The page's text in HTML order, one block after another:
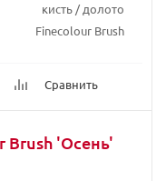
кисть / долото
Finecolour Brush
Сравнить
Brush 'Осень'